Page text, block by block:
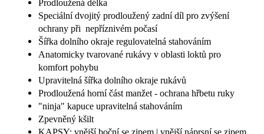
Prodloužená délka
Speciální dvojitý prodloužený zadní díl pro zvýšení
ochrany při nepříznivém počasí
Šířka dolního okraje regulovatelná stahováním
Anatomicky tvarované rukávy v oblasti loktů pro
komfort pohybu
Upravitelná šířka dolního okraje rukávů
Prodloužená horní část manžet - ochrana hřbetu ruky
"ninja" kapuce upravitelná stahováním
Zpevněný kšilt
KAPSY: vnější boční se zipem | vnější náprsní se zipem